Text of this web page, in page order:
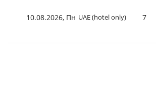
10.08.2026, Пн UAE (hotel only) 7